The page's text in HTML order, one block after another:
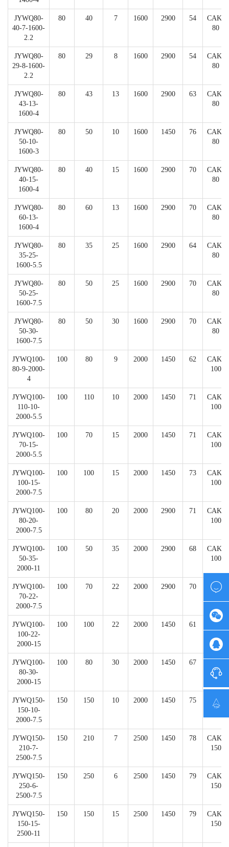
JYWQ80-
40-7-1600-
2.2
80 40 7 1600 2900 54
CAK-
80
JYWQ80-
29-8-1600-
2.2
80 29 8 1600 2900 54
CAK-
80
JYWQ80-
43-13-
1600-4
80 43 13 1600 2900 63
CAK-
80
JYWQ80-
50-10-
1600-3
80 50 10 1600 1450 76
CAK-
80
JYWQ80-
40-15-
1600-4
80 40 15 1600 2900 70
CAK-
80
JYWQ80-
60-13-
1600-4
80 60 13 1600 2900 70
CAK-
80
JYWQ80-
35-25-
1600-5.5
80 35 25 1600 2900 64
CAK-
80
JYWQ80-
50-25-
1600-7.5
80 50 25 1600 2900 70
CAK-
80
JYWQ80-
50-30-
1600-7.5
80 50 30 1600 2900 70
CAK-
80
JYWQ100-
80-9-2000-
4
100 80 9 2000 1450 62
CAK-
100
JYWQ100-
110-10-
2000-5.5
100 110 10 2000 1450 71
CAK-
100
JYWQ100-
70-15-
2000-5.5
100 70 15 2000 1450 71
CAK-
100
JYWQ100-
100-15-
2000-7.5
100 100 15 2000 1450 73
CAK-
100
JYWQ100-
80-20-
2000-7.5
100 80 20 2000 2900 71
CAK-
100
JYWQ100-
50-35-
2000-11
100 50 35 2000 2900 68
CAK-
100
JYWQ100-
70-22-
2000-7.5
100 70 22 2000 2900 70
CAK-
JYWQ100-
100-22-
2000-15
100 100 22 2000 1450 61
CAK-
JYWQ100-
80-30-
2000-15
100 80 30 2000 1450 67
100
JYWQ150-
150-10-
2000-7.5
150 150 10 2000 1450 75
CAK-
150
JYWQ150-
210-7-
2500-7.5
150 210 7 2500 1450 78
CAK-
150
JYWQ150-
250-6-
2500-7.5
150 250 6 2500 1450 79
CAK-
150
JYWQ150-
150-15-
2500-11
150 150 15 2500 1450 79
CAK-
150




